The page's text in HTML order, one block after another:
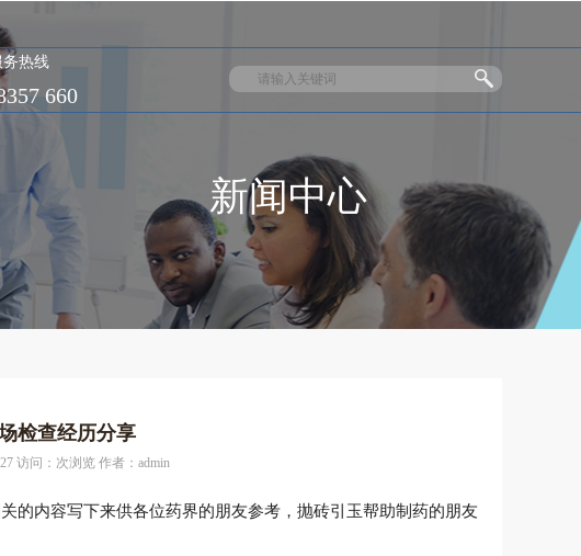
热线
660
新闻中心
检查经历分享
访问： 次浏览 作者：admin
的内容写下来供各位药界的朋友参考，抛砖引玉帮助制药的朋友